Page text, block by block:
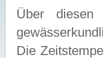
Über diesen
Die